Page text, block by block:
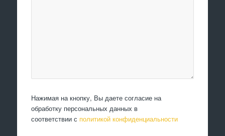
Нажимая на кнопку, Вы даете согласие на
обработку персональных данных в
соответствии с политикой конфиденциальности